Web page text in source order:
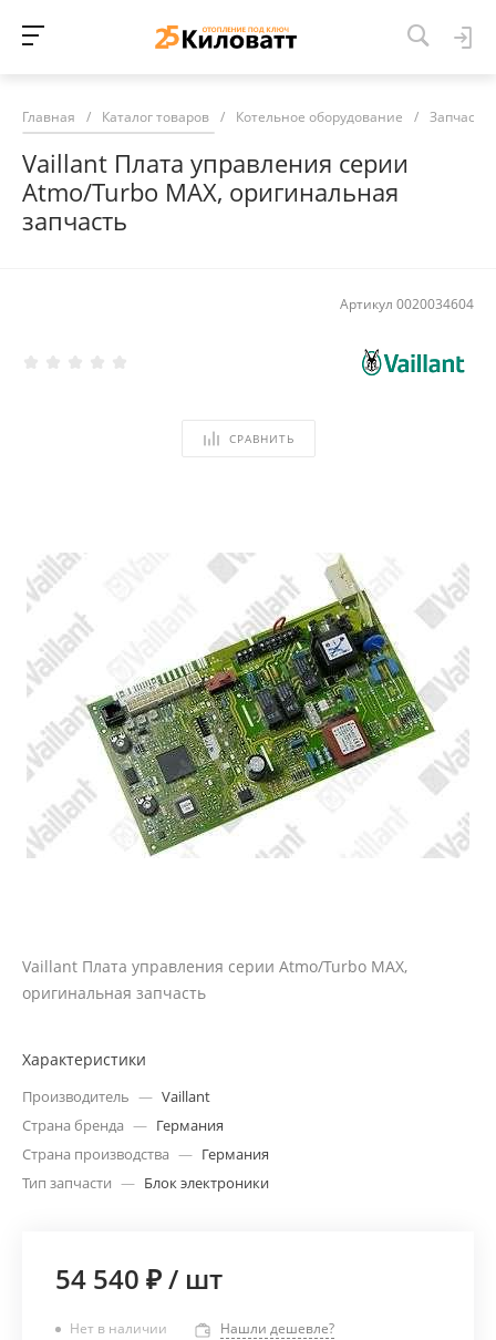
Главная / Каталог товаров / Котельное оборудование / Запчасти
Vaillant Плата управления серии
Atmo/Turbo MAX, оригинальная
запчасть
Артикул 0020034604
СРАВНИТЬ
Vaillant Плата управления серии Atmo/Turbo MAX,
оригинальная запчасть
Характеристики
Производитель — Vaillant
Страна бренда — Германия
Страна производства — Германия
Тип запчасти — Блок электроники
54 540 ₽/ шт
Нет в наличии Нашли дешевле?